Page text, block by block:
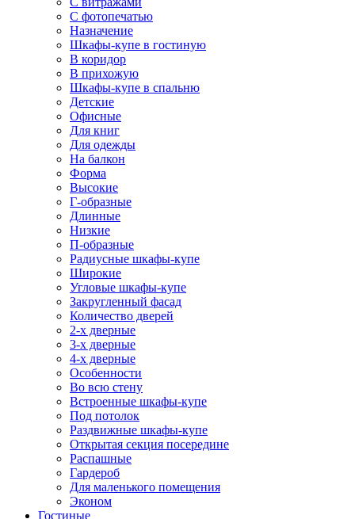
С фотопечатью
Назначение
Шкафы-купе в гостиную
В коридор
В прихожую
Шкафы-купе в спальню
Детские
Офисные
Для книг
Для одежды
На балкон
Форма
Высокие
Г-образные
Длинные
Низкие
П-образные
Радиусные шкафы-купе
Широкие
Угловые шкафы-купе
Закругленный фасад
Количество дверей
2-х дверные
3-х дверные
4-х дверные
Особенности
Во всю стену
Встроенные шкафы-купе
Под потолок
Раздвижные шкафы-купе
Открытая секция посередине
Распашные
Гардероб
Для маленького помещения
Эконом
Гостиные